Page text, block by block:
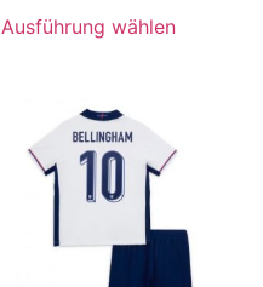
von 5
Ausführung wählen